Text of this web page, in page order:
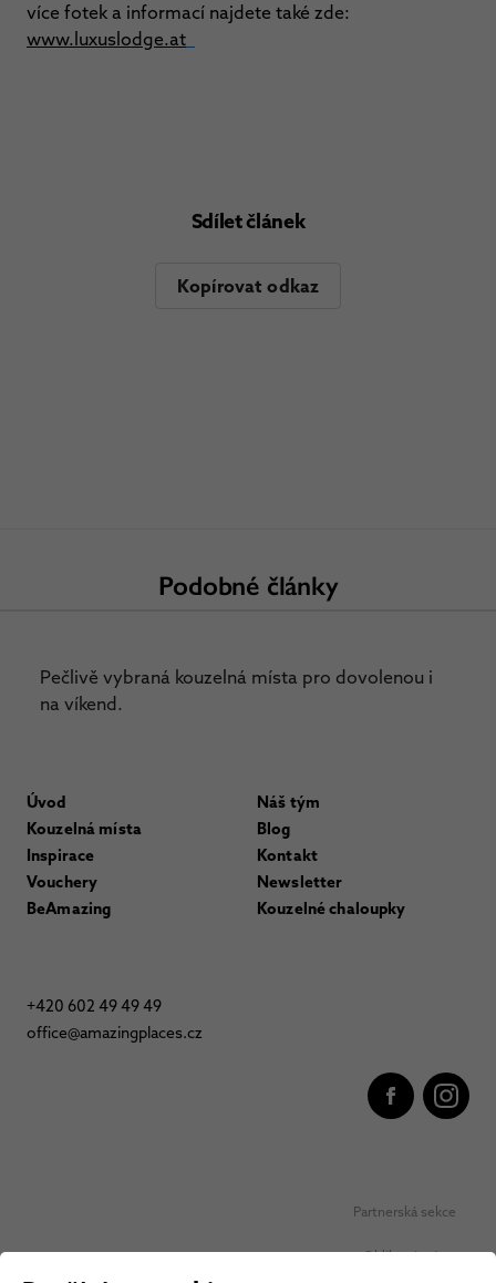
více fotek a informací najdete také zde:
www.luxuslodge.at
Sdílet článek
Kopírovat odkaz
Podobné články
Pečlivě vybraná kouzelná místa pro dovolenou i
na víkend.
Úvod
Kouzelná místa
Inspirace
Vouchery
BeAmazing
Náš tým
Blog
Kontakt
Newsletter
Kouzelné chaloupky
+420 602 49 49 49
office@amazingplaces.cz
Partnerská sekce
Oblíbená místa